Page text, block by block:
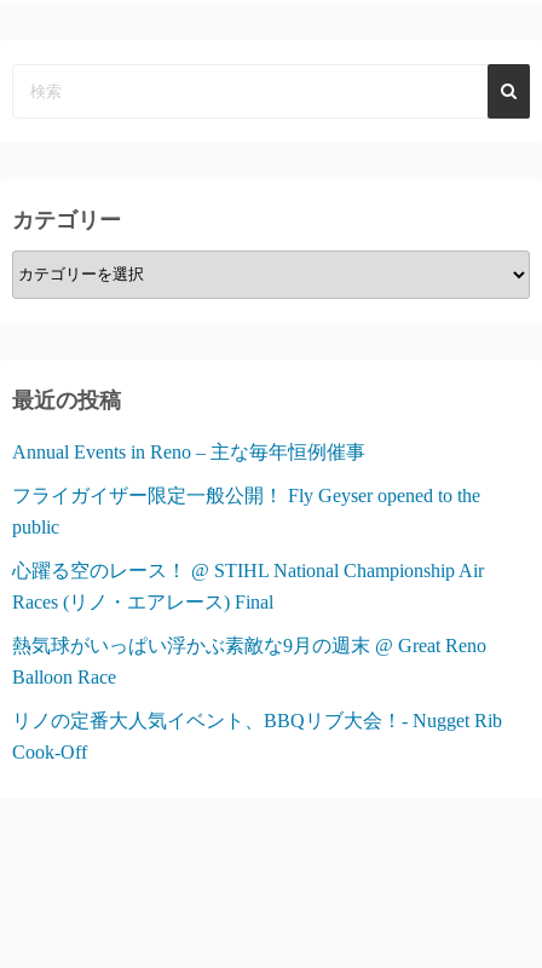
カテゴリー
カ
テ
ー
最近の投稿
Annual Events in Reno – 主な毎年恒例催事
フライガイザー限定一般公開！ Fly Geyser opened to the
public
心躍る空のレース！ @ STIHL National Championship Air
Races (リノ・エアレース) Final
熱気球がいっぱい浮かぶ素敵な9月の週末 @ Great Reno
Balloon Race
リノの定番大人気イベント、BBQリブ大会！- Nugget Rib
Cook-Off